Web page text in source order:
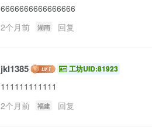
6666666666666666
2个月前
湖南 回复
jkl1385 工坊UID:81923
111111111111
2个月前
福建 回复